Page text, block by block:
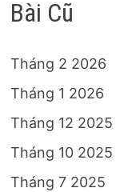
Bài Cũ
Tháng 2 2026
Tháng 1 2026
Tháng 12 2025
Tháng 10 2025
Tháng 7 2025